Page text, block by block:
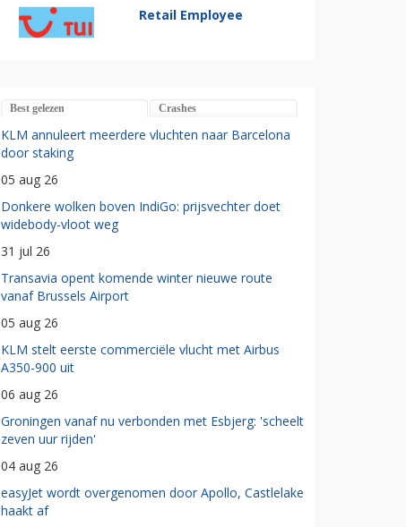
Retail Employee
Best gelezen Crashes
KLM annuleert meerdere vluchten naar Barcelona
door staking
05 aug 26
Donkere wolken boven IndiGo: prijsvechter doet
widebody-vloot weg
31 jul 26
Transavia opent komende winter nieuwe route
vanaf Brussels Airport
05 aug 26
KLM stelt eerste commerciële vlucht met Airbus
A350-900 uit
06 aug 26
Groningen vanaf nu verbonden met Esbjerg: 'scheelt
zeven uur rijden'
04 aug 26
easyJet wordt overgenomen door Apollo, Castlelake
haakt af